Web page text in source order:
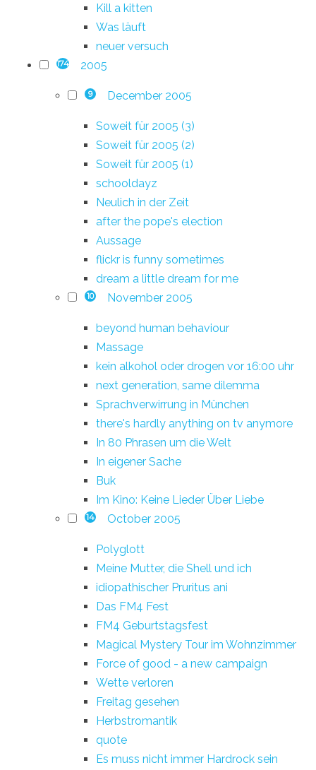
Kill a kitten
Was läuft
neuer versuch
174 2005
9 December 2005
Soweit für 2005 (3)
Soweit für 2005 (2)
Soweit für 2005 (1)
schooldayz
Neulich in der Zeit
after the pope's election
Aussage
flickr is funny sometimes
dream a little dream for me
10 November 2005
beyond human behaviour
Massage
kein alkohol oder drogen vor 16:00 uhr
next generation, same dilemma
Sprachverwirrung in München
there's hardly anything on tv anymore
In 80 Phrasen um die Welt
In eigener Sache
Buk
Im Kino: Keine Lieder Über Liebe
14 October 2005
Polyglott
Meine Mutter, die Shell und ich
idiopathischer Pruritus ani
Das FM4 Fest
FM4 Geburtstagsfest
Magical Mystery Tour im Wohnzimmer
Force of good - a new campaign
Wette verloren
Freitag gesehen
Herbstromantik
quote
Es muss nicht immer Hardrock sein